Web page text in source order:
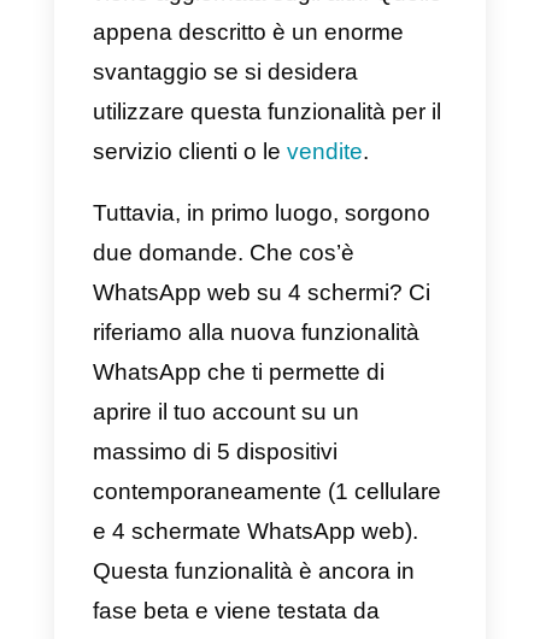
molti svantaggi se si desidera
utilizzarlo per lavoro. Il vantaggio
principale è il poter aprire il
funzionando ognuno in modo
indipendente. Ciò significa che
rispondi a una conversazione su
uno dei dispositivi, questa non
viene aggiornata sugli altri.
appena descritto è un enorme
svantaggio se si desidera
utilizzare questa funzionalità per
servizio clienti o levendite